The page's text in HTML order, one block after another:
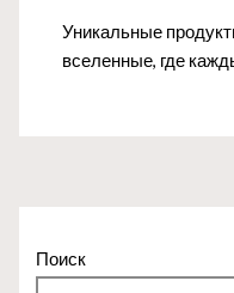
Уникальные
вселенные, где
Поиск